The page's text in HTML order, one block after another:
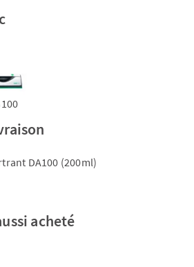
DA100 (200ml)
acheté